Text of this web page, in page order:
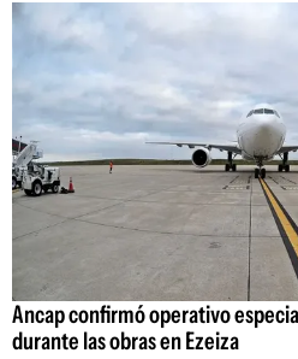
Ancap confirmó operativo
durante las obras en Ezeiza